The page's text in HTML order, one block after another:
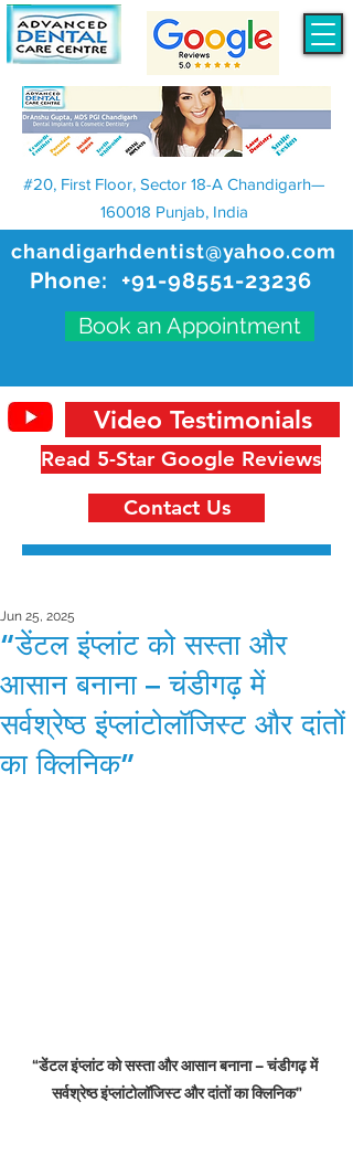
chandigarhdentist@yahoo.com
Phone: +91-98551-23236
Book an Appointment
#20, First Floor, Sector 18-A Chandigarh—
160018 Punjab, India
Read 5-Star Google Reviews
Video Testimonials
Contact Us
“डेंटल इंप्लांट को सस्ता और
आसान बनाना – चंडीगढ़ में
सर्वश्रेष्ठ इंप्लांटोलॉजिस्ट और दांतों
का क्लिनिक”
Jun 25, 2025
“डेंटल इंप्लांट को सस्ता और आसान बनाना – चंडीगढ़ में
सर्वश्रेष्ठ इंप्लांटोलॉजिस्ट और दांतों का क्लिनिक”